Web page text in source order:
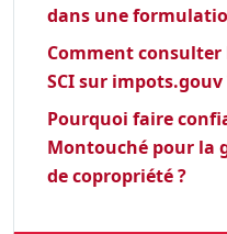
dans une
Comment consulter
SCI sur impots.gouv
Pourquoi faire
Montouché pour la
de copropriété ?